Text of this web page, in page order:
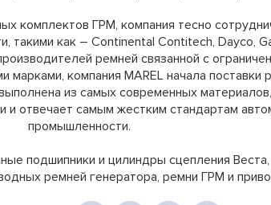
комплектов ГРМ, компания тесно
такими как – Continental Contitech, Dayco,
ремней связанной с
компания MAREL начала поставки
из самых современных
и отвечает самым жестким стандартам
промышленности.
подшипники и цилиндры сцепления Веста,
ремней генератора, ремни ГРМ и